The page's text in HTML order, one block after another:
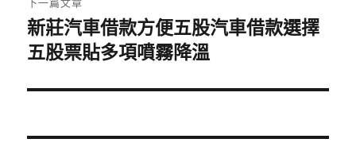
下
一
文
新莊汽車借款方便五股汽車借款選擇
五股票貼多項噴霧降溫